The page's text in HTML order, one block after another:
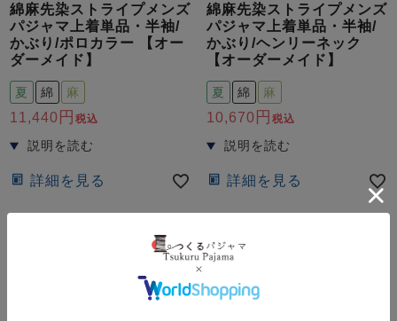
綿麻先染ストライプメンズ
パジャマ上着単品・半袖/
かぶり/ポロカラー 【オー
ダーメイド】
夏 綿 麻
11,440 税込
詳細を見る
綿麻先染ストライプメンズ
パジャマ上着単品・半袖/
かぶり/ヘンリーネック
【オーダーメイド】
夏 綿 麻
10,670 税込
詳細を見る